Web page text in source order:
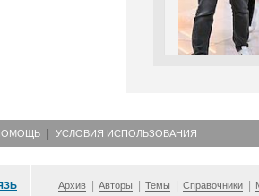
УСЛОВИЯ ИСПОЛЬЗОВАНИЯ
Архив Авторы Темы Справочники